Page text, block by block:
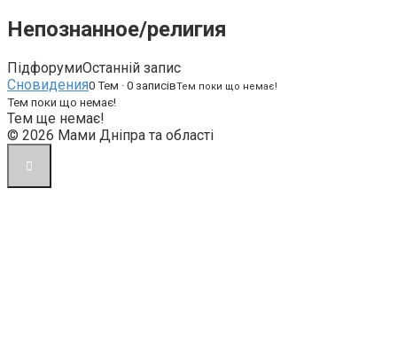
Ви
тут:
Непознанное/религия
ПідфорумиОстанній запис
Сновидения0 Тем · 0 записівТем поки що немає!
Тем поки що немає!
Тем ще немає!
© 2026 Мами Дніпра та області